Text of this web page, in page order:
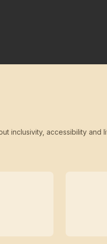
inclusivity, accessibility and